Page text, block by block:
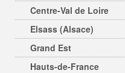
Centre-Val de Loire
Elsass (Alsace)
Grand Est
Hauts-de-France